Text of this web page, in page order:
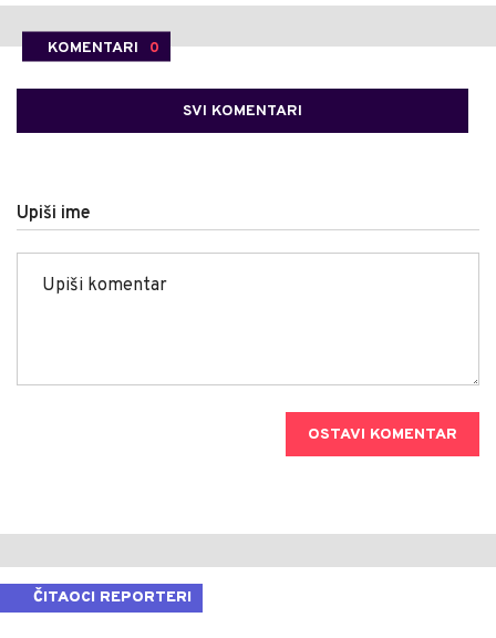
KOMENTARI 0
SVI KOMENTARI
Upiši ime
OSTAVI KOMENTAR
ČITAOCI REPORTERI